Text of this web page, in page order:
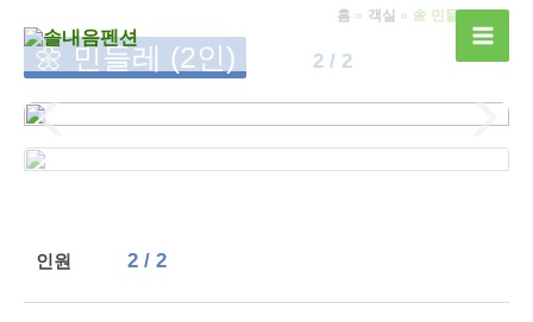
홈 객실 🌼 민들레 (2인)
🌼 민들레 (2인) 2 / 2
인원 2 / 2